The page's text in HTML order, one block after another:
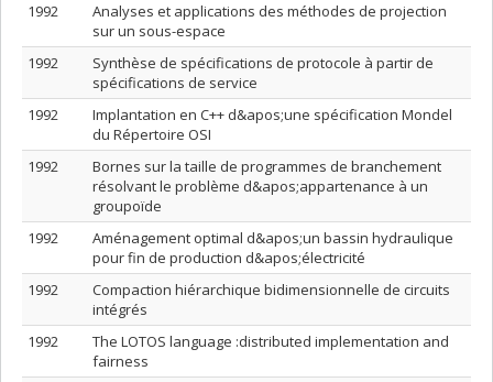
1992
Analyses et applications des méthodes de projection
sur un sous-espace
1992
Synthèse de spécifications de protocole à partir de
spécifications de service
1992
Implantation en C++ d&apos;une spécification Mondel
du Répertoire OSI
1992
Bornes sur la taille de programmes de branchement
résolvant le problème d&apos;appartenance à un
groupoïde
1992
Aménagement optimal d&apos;un bassin hydraulique
pour fin de production d&apos;électricité
1992
Compaction hiérarchique bidimensionnelle de circuits
intégrés
1992
The LOTOS language :distributed implementation and
fairness